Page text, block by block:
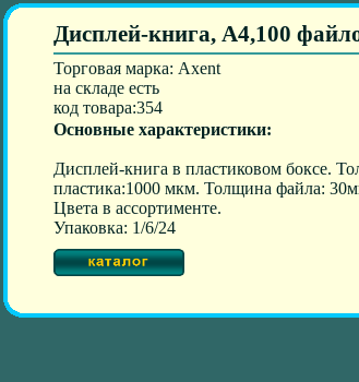
Дисплей-книга, А4,100
Торговая марка: Axent
на складе есть
код товара:354
Основные характеристики:
Дисплей-книга в пластиковом боксе.
пластика:1000 мкм. Толщина файла:
Цвета в ассортименте.
Упаковка: 1/6/24